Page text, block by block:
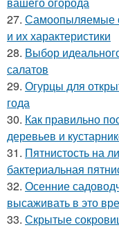
27. Самоопыляемые
и их характеристики
28. Выбор
салатов
29. Огурцы для
года
30. Как правильно
деревьев и
31. Пятнистость на
бактериальная
32. Осенние
высаживать в это
33. Скрытые